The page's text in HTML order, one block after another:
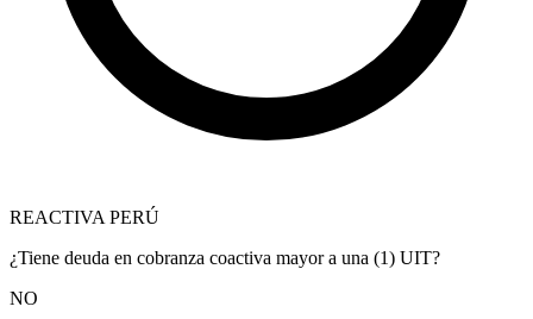
REACTIVA PERÚ
¿Tiene deuda en cobranza coactiva mayor a una (1) UIT?
NO